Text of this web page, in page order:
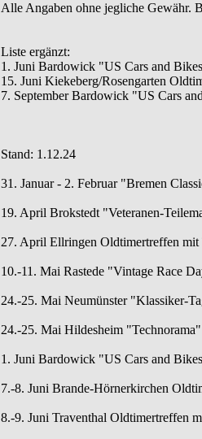
Alle Angaben ohne jegliche Gewähr.
Liste ergänzt:
1. Juni Bardowick "US Cars and
15. Juni Kiekeberg/Rosengarten
7. September Bardowick "US Cars
Stand: 1.12.24
31. Januar - 2. Februar "Bremen
19. April Brokstedt "Veteranen-
27. April Ellringen Oldtimertreffen mit
10.-11. Mai Rastede "Vintage Race
24.-25. Mai Neumünster "Klassiker-
24.-25. Mai Hildesheim
1. Juni Bardowick "US Cars and
7.-8. Juni Brande-Hörnerkirchen
8.-9. Juni Traventhal Oldtimertreffen